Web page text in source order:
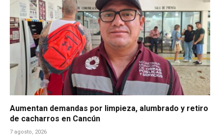
Aumentan demandas por limpieza, alumbrado y retiro
de cacharros en Cancún
7 agosto, 2026